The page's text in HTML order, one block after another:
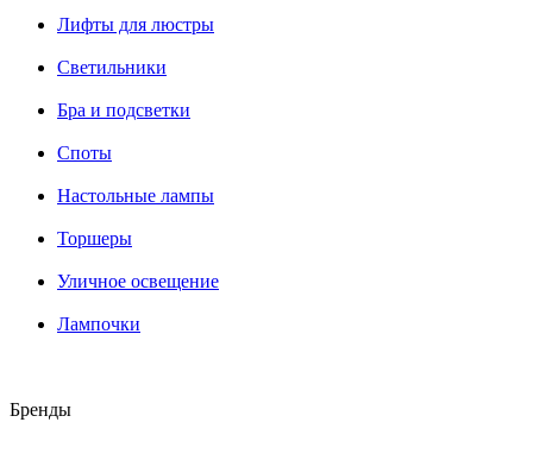
Лифты для люстры
Светильники
Бра и подсветки
Споты
Настольные лампы
Торшеры
Уличное освещение
Лампочки
Бренды